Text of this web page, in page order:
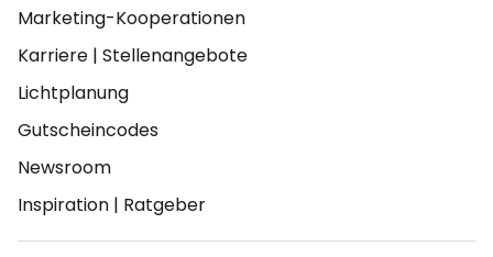
Marketing-Kooperationen
Karriere | Stellenangebote
Lichtplanung
Gutscheincodes
Newsroom
Inspiration | Ratgeber